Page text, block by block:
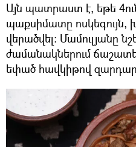
Այն պատրաստ է, եթե
պաքսիմատը ոսկեգույն,
վերածվել։ Մամուլյանը
ժամանակներում
եփած հավկիթով